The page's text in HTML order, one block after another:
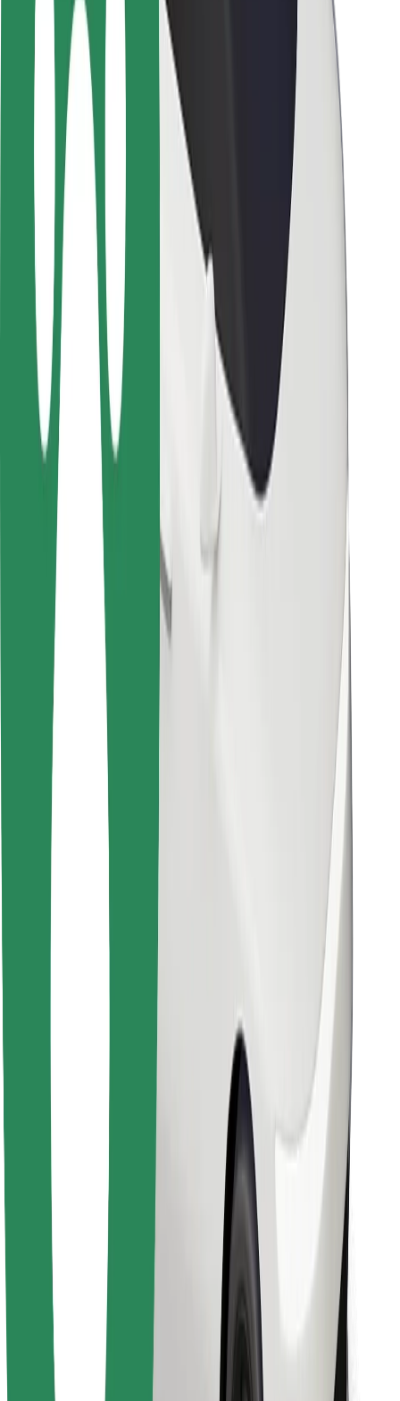
Sécurité des passagers
Sécurité des chauffeurs
Sécurité à trottinette
Safety Lab
Villes
Emplacements
Solutions pour les villes
Aéroports
Stations de charge Bolt
Pour les passagers
Pour les chauffeurs
Pour les livreurs
Bolt Food
Pour les restaurants
Bolt for Business
Autres
Fournisseurs
Conditions générales
Cookies
Sécurité
Obtenez un trajet en quelques minutes !
Télécharger l'appli Bolt
Télécharger l'appli Bolt Food